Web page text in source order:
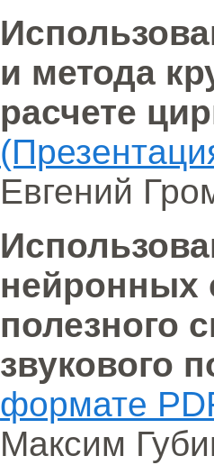
и метода
расчете
Евгений
нейронных
полезного
звукового
формате
Максим